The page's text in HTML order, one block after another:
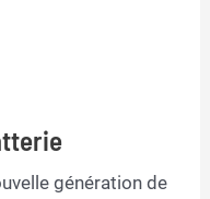
génération de